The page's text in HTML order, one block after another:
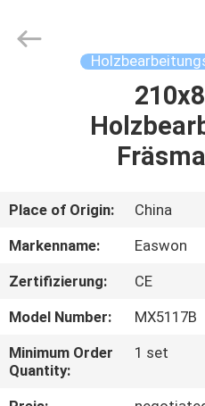
PRODUKTE
ÜBER
UNS
FABRIK-
AUSFLUG
Export
Place of Origin:
China
Markenname:
Easwon
Zertifizierung:
CE
Model Number:
MX5117B
Minimum Order
Quantity:
1 set